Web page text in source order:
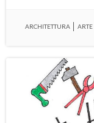
ARCHITETTURA ARTE